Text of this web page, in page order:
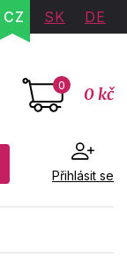
CZ SK DE
0 0 kč
Přihlásit se